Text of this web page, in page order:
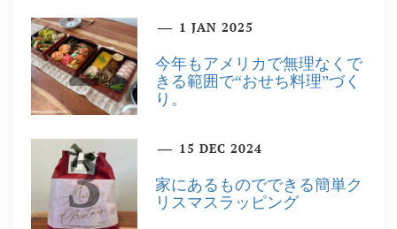
2 1 JAN 2025
今年もアメリカで無理なくで
きる範囲で“おせち料理”づく
り。
3 15 DEC 2024
家にあるものでできる簡単ク
リスマスラッピング